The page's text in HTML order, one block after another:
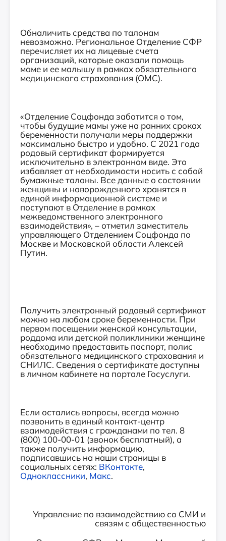
Обналичить средства по талонам
невозможно. Региональное Отделение СФР
перечисляет их на лицевые счета
организаций, которые оказали помощь
маме и ее малышу в рамках обязательного
медицинского страхования (ОМС).
«Отделение Соцфонда заботится о том,
чтобы будущие мамы уже на ранних сроках
беременности получали меры поддержки
максимально быстро и удобно. С 2021 года
родовый сертификат формируется
исключительно в электронном виде. Это
избавляет от необходимости носить с собой
бумажные талоны. Все данные о состоянии
женщины и новорожденного хранятся в
единой информационной системе и
поступают в Отделение в рамках
межведомственного электронного
взаимодействия», – отметил заместитель
управляющего Отделением Соцфонда по
Москве и Московской области Алексей
Путин.
Получить электронный родовый сертификат
можно на любом сроке беременности. При
первом посещении женской консультации,
роддома или детской поликлиники женщине
необходимо предоставить паспорт, полис
обязательного медицинского страхования и
СНИЛС. Сведения о сертификате доступны
в личном кабинете на портале Госуслуги.
Если остались вопросы, всегда можно
позвонить в единый контакт-центр
взаимодействия с гражданами по тел. 8
(800) 100-00-01 (звонок бесплатный), а
также получить информацию,
подписавшись на наши страницы в
социальных сетях: ВКонтакте,
Одноклассники, Макс.
Управление по взаимодействию со СМИ и
связям с общественностью